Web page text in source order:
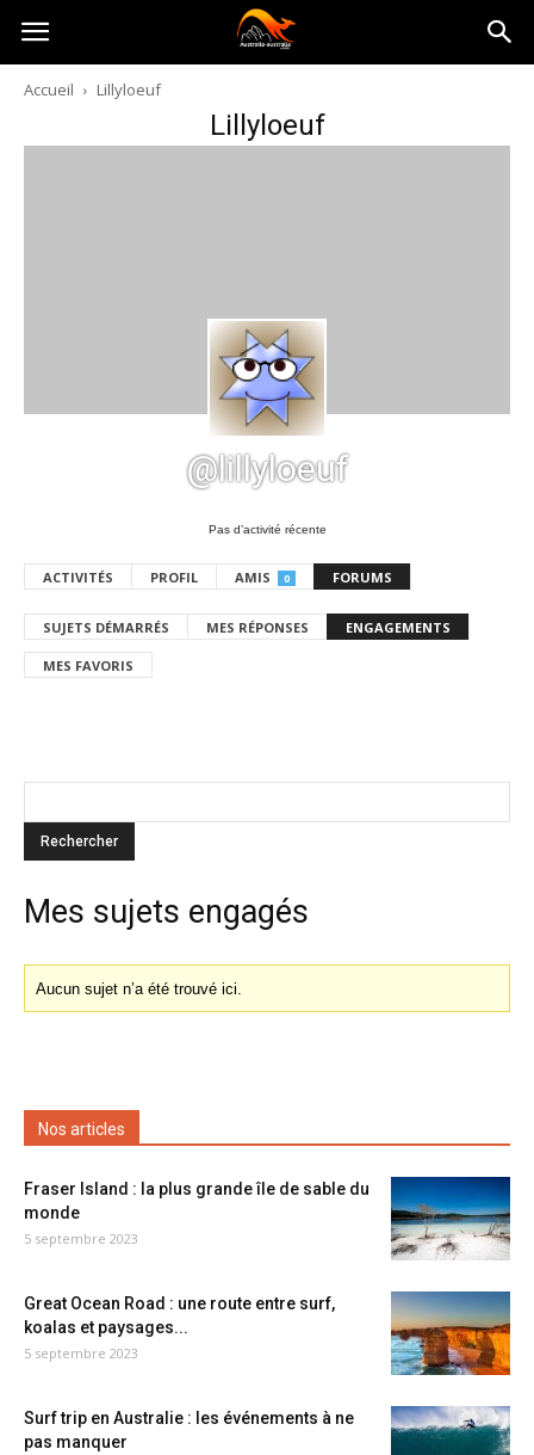
Australia-
australie.com
Accueil Lillyloeuf
Lillyloeuf
@lillyloeuf
Pas d’activité récente
ACTIVITÉS PROFIL AMIS 0 FORUMS
SUJETS DÉMARRÉS MES RÉPONSES ENGAGEMENTS
MES FAVORIS
Mes sujets engagés
Aucun sujet n’a été trouvé ici.
Nos articles
Fraser Island : la plus grande île de sable du
monde
5 septembre 2023
Great Ocean Road : une route entre surf,
koalas et paysages...
5 septembre 2023
Surf trip en Australie : les événements à ne
pas manquer